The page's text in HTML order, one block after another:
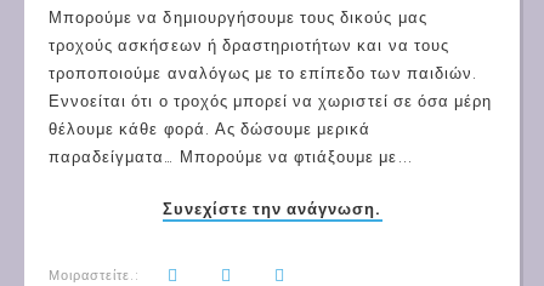
Μπορούμε να δημιουργήσουμε τους δικούς μας
τροχούς ασκήσεων ή δραστηριοτήτων και να τους
τροποποιούμε αναλόγως με το επίπεδο των παιδιών.
Εννοείται ότι ο τροχός μπορεί να χωριστεί σε όσα μέρη
θέλουμε κάθε φορά. Ας δώσουμε μερικά
παραδείγματα… Μπορούμε να φτιάξουμε με...
Συνεχίστε την ανάγνωση.
Μοιραστείτε.: